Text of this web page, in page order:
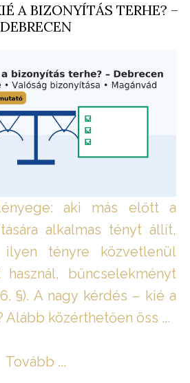
A BIZONYÍTÁS TERHE? –
DEBRECEN
aki más előtt a
alkalmas tényt állít,
ilyen tényre közvetlenül
bűncselekményt
§). A nagy kérdés – kié a
Alább közérthetően öss ...
Tovább ...